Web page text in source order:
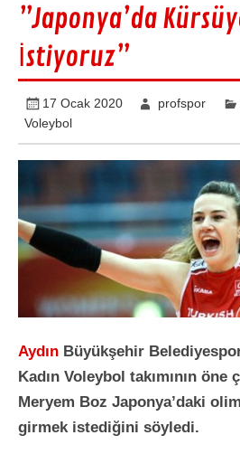
”Japonya’da
İstiyoruz”
17 Ocak 2020 profspor
Voleybol
Aydın Büyükşehir
Kadın Voleybol takımının öne
Meryem Boz Japonya’daki
girmek istediğini söyledi.